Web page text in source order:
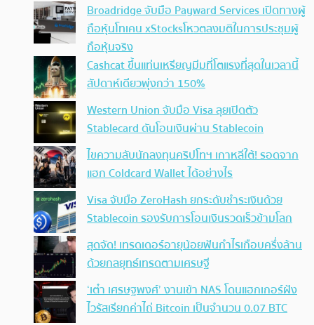
Broadridge จับมือ Payward Services เปิดทางผู้
ถือหุ้นโทเคน xStocksโหวตลงมติในการประชุมผู้
ถือหุ้นจริง
Cashcat ขึ้นแท่นเหรียญมีมที่โตแรงที่สุดในเวลานี้
สัปดาห์เดียวพุ่งกว่า 150%
Western Union จับมือ Visa ลุยเปิดตัว
Stablecard ดันโอนเงินผ่าน Stablecoin
ไขความลับนักลงทุนคริปโทฯ เกาหลีใต้! รอดจาก
แฮก Coldcard Wallet ได้อย่างไร
Visa จับมือ ZeroHash ยกระดับชำระเงินด้วย
Stablecoin รองรับการโอนเงินรวดเร็วข้ามโลก
สุดจัด! เทรดเดอร์อายุน้อยฟันกำไรเกือบครึ่งล้าน
ด้วยกลยุทธ์เทรดตามเศรษฐี
‘เต๋า เศรษฐพงศ์’ งานเข้า NAS โดนแฮกเกอร์ฝัง
ไวรัสเรียกค่าไถ่ Bitcoin เป็นจำนวน 0.07 BTC